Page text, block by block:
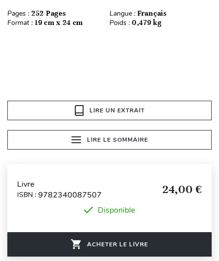
Pages : 252 Pages Langue : Français
Format : 19 cm x 24 cm Poids : 0,479 kg
LIRE UN EXTRAIT
LIRE LE SOMMAIRE
Livre
ISBN : 9782340087507 24,00 €
Disponible
ACHETER LE LIVRE